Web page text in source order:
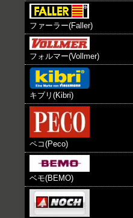
ファーラー(Faller)
フォルマー(Vollmer)
キブリ(Kibri)
ペコ(Peco)
ベモ(BEMO)